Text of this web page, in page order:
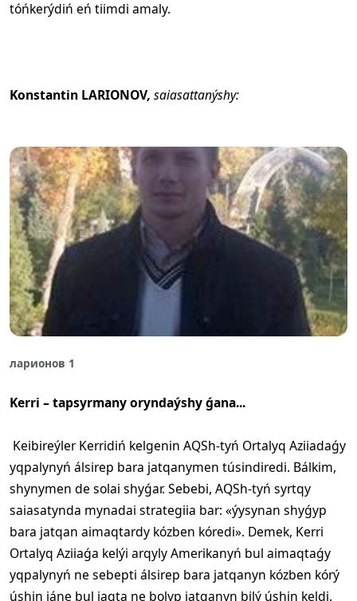
tóńkerýdiń eń tiimdi amaly.
Konstantin LARIONOV, saiasattanýshy:
ларионов 1
Kerri – tapsyrmany oryndaýshy ǵana...
Keibireýler Kerridiń kelgenin AQSh-tyń Ortalyq Aziiadaǵy
yqpalynyń álsirep bara jatqanymen túsindiredi. Bálkim,
shynymen de solai shyǵar. Sebebi, AQSh-tyń syrtqy
saiasatynda mynadai strategiia bar: «ýysynan shyǵyp
bara jatqan aimaqtardy kózben kóredi». Demek, Kerri
Ortalyq Aziiaǵa kelýi arqyly Amerikanyń bul aimaqtaǵy
yqpalynyń ne sebepti álsirep bara jatqanyn kózben kórý
úshin jáne bul jaqta ne bolyp jatqanyn bilý úshin keldi.